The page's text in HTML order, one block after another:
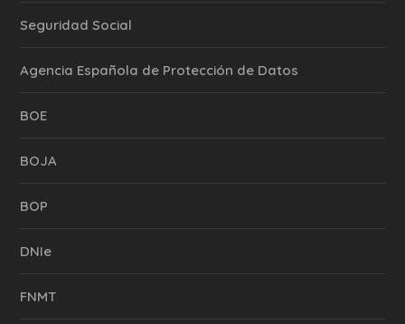
Seguridad Social
Agencia Española de Protección de Datos
BOE
BOJA
BOP
DNIe
FNMT